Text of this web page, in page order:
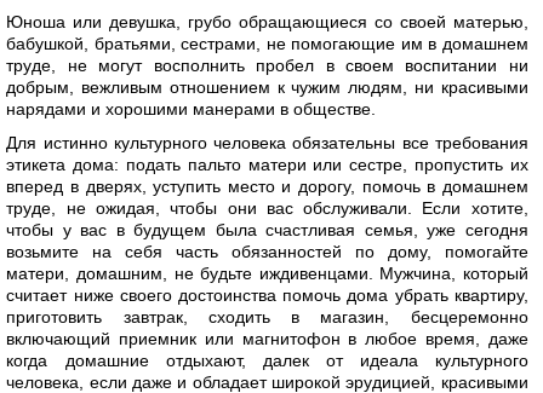
Юноша или девушка, грубо обращающиеся со своей матерью,
бабушкой, братьями, сестрами, не помогающие им в домашнем
труде, не могут восполнить пробел в своем воспитании ни
добрым, вежливым отношением к чужим людям, ни красивыми
нарядами и хорошими манерами в обществе.
Для истинно культурного человека обязательны все требования
этикета дома: подать пальто матери или сестре, пропустить их
вперед в дверях, уступить место и дорогу, помочь в домашнем
труде, не ожидая, чтобы они вас обслуживали. Если хотите,
чтобы у вас в будущем была счастливая семья, уже сегодня
возьмите на себя часть обязанностей по дому, помогайте
матери, домашним, не будьте иждивенцами. Мужчина, который
считает ниже своего достоинства помочь дома убрать квартиру,
приготовить завтрак, сходить в магазин, бесцеремонно
включающий приемник или магнитофон в любое время, даже
когда домашние отдыхают, далек от идеала культурного
человека, если даже и обладает широкой эрудицией, красивыми